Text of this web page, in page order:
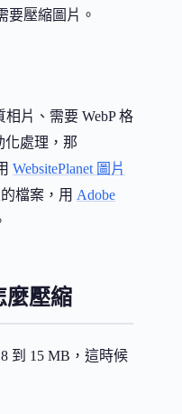
要壓縮圖片。
片、需要 WebP 格
化處理，那
WebsitePlanet 圖片
檔案，用 Adobe
麼壓縮
到 15 MB，這時候